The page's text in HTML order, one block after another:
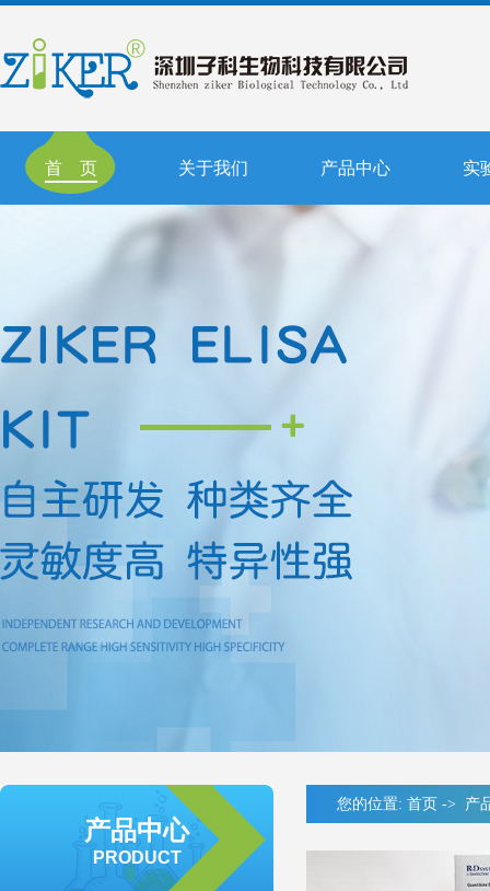
首 页 关于我们 产品中心 实
产品中心
PRODUCT
您的位置: 首页 -> 产